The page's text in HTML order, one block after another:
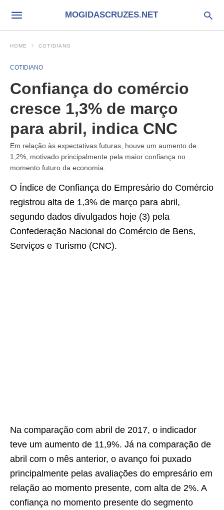
MOGIDASCRUZES.NET
HOME COTIDIANO
COTIDIANO
Confiança do comércio
cresce 1,3% de março
para abril, indica CNC
Em relação às expectativas futuras, houve um aumento de
1,2%, motivado principalmente pela maior confiança no
momento futuro da economia.
O Índice de Confiança do Empresário do Comércio
registrou alta de 1,3% de março para abril,
segundo dados divulgados hoje (3) pela
Confederação Nacional do Comércio de Bens,
Serviços e Turismo (CNC).
Na comparação com abril de 2017, o indicador
teve um aumento de 11,9%. Já na comparação de
abril com o mês anterior, o avanço foi puxado
principalmente pelas avaliações do empresário em
relação ao momento presente, com alta de 2%. A
confiança no momento presente do segmento